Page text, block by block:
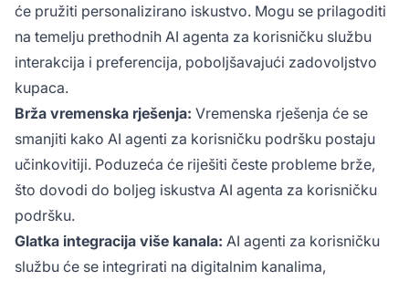
će pružiti personalizirano iskustvo. Mogu se prilagoditi
na temelju prethodnih AI agenta za korisničku službu
interakcija i preferencija, poboljšavajući zadovoljstvo
kupaca.
Brža vremenska rješenja: Vremenska rješenja će se
smanjiti kako AI agenti za korisničku podršku postaju
učinkovitiji. Poduzeća će riješiti česte probleme brže,
što dovodi do boljeg iskustva AI agenta za korisničku
podršku.
Glatka integracija više kanala: AI agenti za korisničku
službu će se integrirati na digitalnim kanalima,